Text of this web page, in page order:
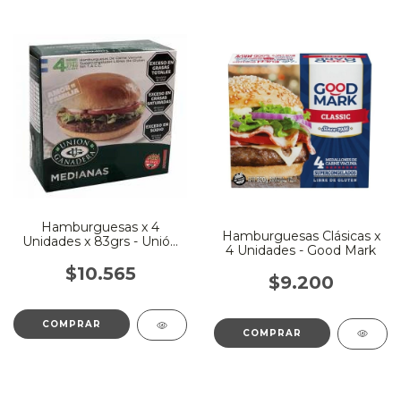
Hamburguesas x 4
Unidades x 83grs - Unión
$10.565
Hamburguesas Clásicas x
4 Unidades - Good Mark
$9.200